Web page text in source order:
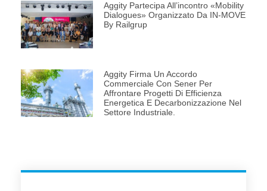
Aggity Partecipa All’incontro «Mobility
Dialogues» Organizzato Da IN-MOVE
By Railgrup
Aggity Firma Un Accordo
Commerciale Con Sener Per
Affrontare Progetti Di Efficienza
Energetica E Decarbonizzazione Nel
Settore Industriale.